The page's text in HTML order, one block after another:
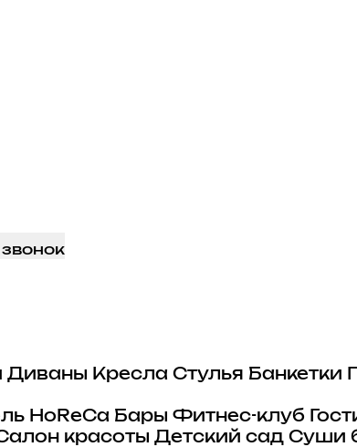
Диваны Кресла Стулья Банкетки
HoReCa Бары Фитнес-клуб
красоты Детский сад Суши